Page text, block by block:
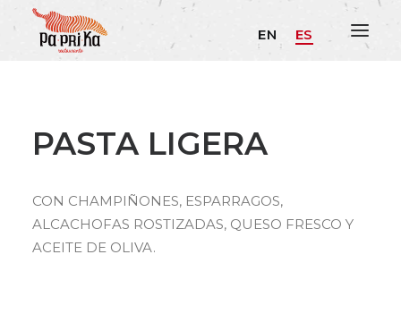
EN ES
PASTA LIGERA
CON CHAMPIÑONES, ESPARRAGOS,
ALCACHOFAS ROSTIZADAS, QUESO FRESCO Y
ACEITE DE OLIVA.